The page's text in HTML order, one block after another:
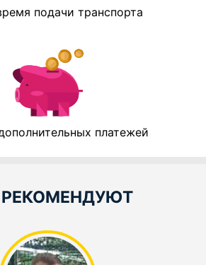
подачи транспорта
платежей